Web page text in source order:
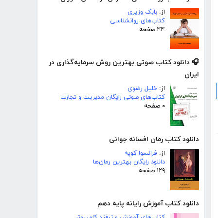
از: بابک وزیری
کتاب‌های روانشناسی
۴۴ صفحه
🎧 دانلود کتاب صوتی بهترین روش سرمایه‌گذاری در
ایران
از: خلیل رضوی
کتاب‌های صوتی رایگان مدیریت و تجارت
۰ صفحه
دانلود کتاب رمان افسانه جوانی
از: فرانسوا کوپه
دانلود رایگان بهترین رمان‌ها
۱۲۹ صفحه
دانلود کتاب آموزش رایانه پایه دهم